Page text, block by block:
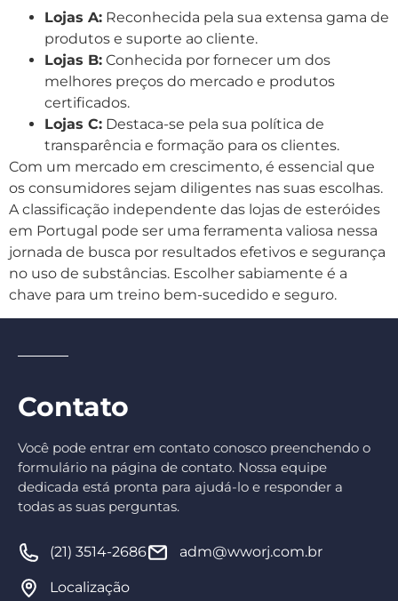
Lojas A: Reconhecida pela sua extensa gama de
produtos e suporte ao cliente.
Lojas B: Conhecida por fornecer um dos
melhores preços do mercado e produtos
certificados.
Lojas C: Destaca-se pela sua política de
transparência e formação para os clientes.
Com um mercado em crescimento, é essencial que
os consumidores sejam diligentes nas suas escolhas.
A classificação independente das lojas de esteróides
em Portugal pode ser uma ferramenta valiosa nessa
jornada de busca por resultados efetivos e segurança
no uso de substâncias. Escolher sabiamente é a
chave para um treino bem-sucedido e seguro.
Contato
Você pode entrar em contato conosco preenchendo o
formulário na página de contato. Nossa equipe
dedicada está pronta para ajudá-lo e responder a
todas as suas perguntas.
(21) 3514-2686 adm@wworj.com.br
Localização